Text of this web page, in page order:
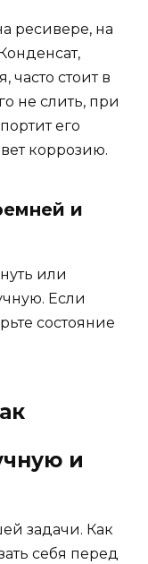
ресивере, на
часто стоит в
не слить, при
его
коррозию.
и
или
Если
состояние
и
задачи. Как
себя перед